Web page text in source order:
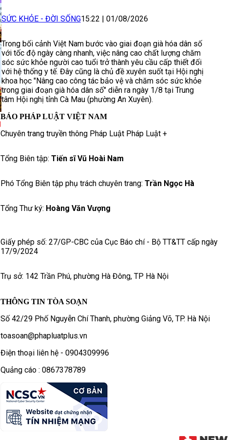
SỨC KHỎE - ĐỜI SỐNG15:22 01/08/2026
Trong bối cảnh Việt Nam bước vào giai đoạn già hóa dân số
với tốc độ ngày càng nhanh, việc nâng cao chất lượng chăm
sóc sức khỏe người cao tuổi trở thành yêu cầu cấp thiết đối
với hệ thống y tế. Đây cũng là chủ đề xuyên suốt tại Hội nghị
khoa học "Nâng cao công tác bảo vệ và chăm sóc sức khỏe
trong giai đoạn già hóa dân số" diễn ra ngày 1/8 tại Trung
tâm Hội nghị tỉnh Cà Mau (phường An Xuyên).
BÁO PHÁP LUẬT VIỆT NAM
Chuyên trang truyền thông Pháp Luật Pháp Luật +
Tổng Biên tập: Tiến sĩ Vũ Hoài Nam
Phó Tổng Biên tập phụ trách chuyên trang: Trần Ngọc Hà
Tổng Thư ký: Hoàng Văn Vượng
Giấy phép số: 27/GP-CBC của Cục Báo chí - Bộ TT&TT cấp ngày
17/9/2024
Trụ sở: 142 Trần Phú, phường Hà Đông, TP Hà Nội
THÔNG TIN TÒA SOẠN
Số 42/29 Phố Nguyễn Chí Thanh, phường Giảng Võ, TP. Hà Nội
toasoan@phapluatplus.vn
Điện thoại liên hệ - 0904309996
Quảng cáo : 0867378789